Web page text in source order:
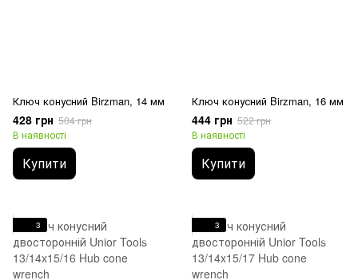
Ключ конусний Birzman, 14 мм
428 грн 504 грн
В наявності
Купити
Ключ конусний Birzman, 16 мм
444 грн 522 грн
В наявності
Купити
3 3